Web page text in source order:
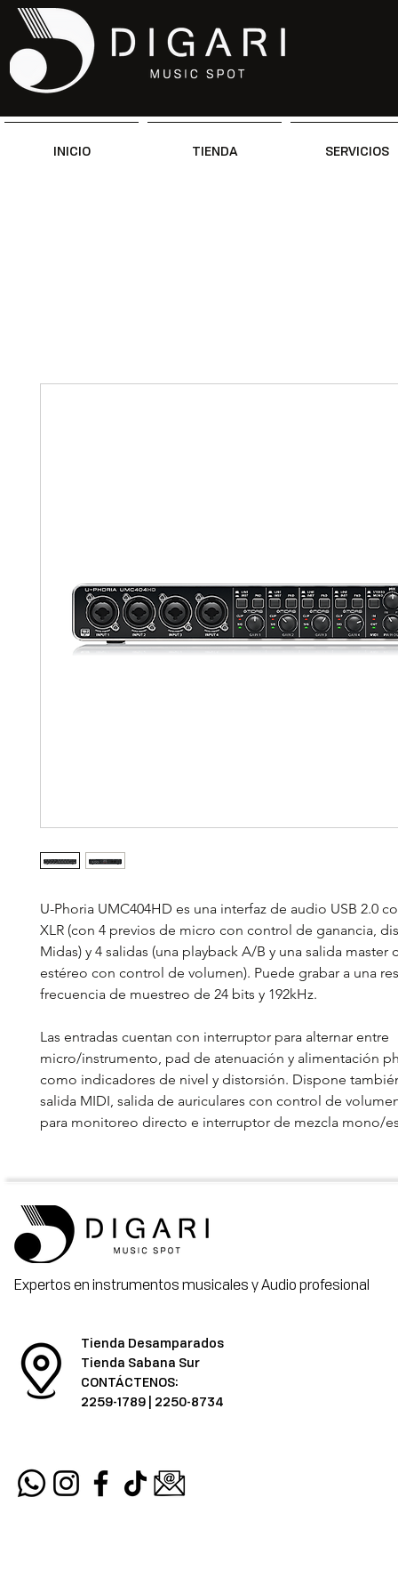
INICIO TIENDA SERVICIOS
U-Phoria UMC404HD es una interfaz de audio USB 2.0
XLR (con 4 previos de micro con control de ganancia,
Midas) y 4 salidas (una playback A/B y una salida master
estéreo con control de volumen). Puede grabar a una
frecuencia de muestreo de 24 bits y 192kHz.
Las entradas cuentan con interruptor para alternar entre
micro/instrumento, pad de atenuación y alimentación
como indicadores de nivel y distorsión. Dispone
salida MIDI, salida de auriculares con control de
para monitoreo directo e interruptor de mezcla mono/
Expertos en instrumentos musicales y Audio profesional
Tienda Desamparados
Tienda Sabana Sur
CONTÁCTENOS:
2259-1789 | 2250-8734